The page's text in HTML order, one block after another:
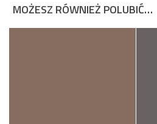
MOŻESZ RÓWNIEŻ POLUBIĆ…